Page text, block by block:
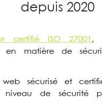
depuis 2020
certifié ISO 27001 ,
en matière de
sécurisé et
niveau de sécurité